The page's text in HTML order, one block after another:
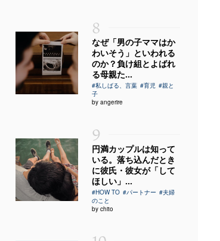
8
なぜ「男の子ママはか
わいそう」といわれる
のか？負け組とよばれ
る母親た...
#私しばる、言葉 #育児 #親と
子
by angerire
9
円満カップルは知って
いる。落ち込んだとき
に彼氏・彼女が「して
ほしい」...
#HOW TO #パートナー #夫婦
のこと
by chito